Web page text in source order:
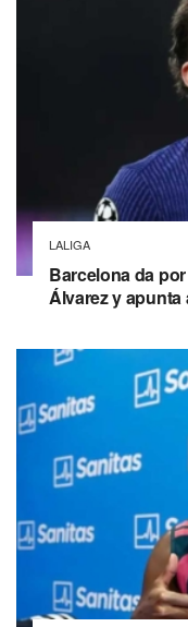
LALIGA
Barcelona da
Álvarez y